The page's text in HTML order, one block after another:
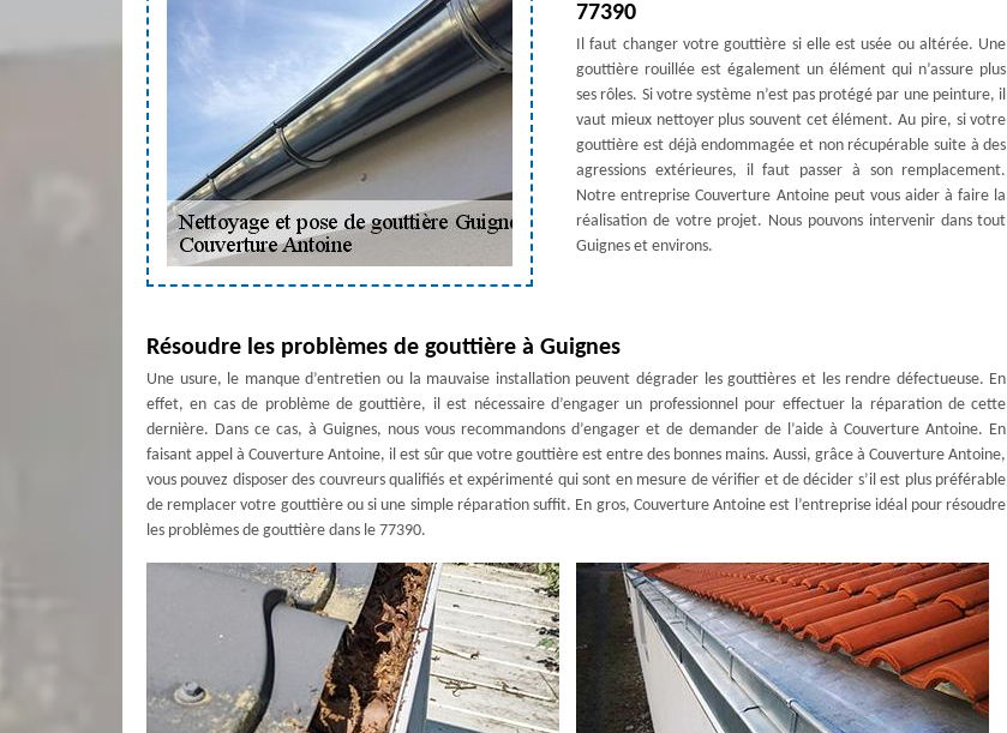
77390
Il faut changer votre gouttière si elle est usée ou altérée. Une
gouttière rouillée est également un élément qui n’assure plus
ses rôles. Si votre système n’est pas protégé par une peinture, il
vaut mieux nettoyer plus souvent cet élément. Au pire, si votre
gouttière est déjà endommagée et non récupérable suite à des
agressions extérieures, il faut passer à son remplacement.
Notre entreprise Couverture Antoine peut vous aider à faire la
réalisation de votre projet. Nous pouvons intervenir dans tout
Guignes et environs.
Résoudre les problèmes de gouttière à Guignes
Une usure, le manque d’entretien ou la mauvaise installation peuvent dégrader les gouttières et les rendre défectueuse. En
effet, en cas de problème de gouttière, il est nécessaire d’engager un professionnel pour effectuer la réparation de cette
dernière. Dans ce cas, à Guignes, nous vous recommandons d’engager et de demander de l’aide à Couverture Antoine. En
faisant appel à Couverture Antoine, il est sûr que votre gouttière est entre des bonnes mains. Aussi, grâce à Couverture Antoine,
vous pouvez disposer des couvreurs qualifiés et expérimenté qui sont en mesure de vérifier et de décider s’il est plus préférable
de remplacer votre gouttière ou si une simple réparation suffit. En gros, Couverture Antoine est l’entreprise idéal pour résoudre
les problèmes de gouttière dans le 77390.